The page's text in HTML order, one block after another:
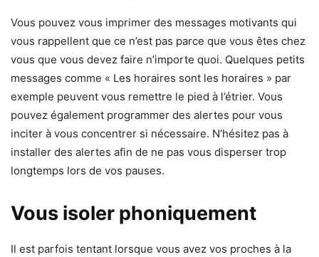
Vous pouvez vous imprimer des messages motivants qui
vous rappellent que ce n’est pas parce que vous êtes chez
vous que vous devez faire n’importe quoi. Quelques petits
messages comme « Les horaires sont les horaires » par
exemple peuvent vous remettre le pied à l’étrier. Vous
pouvez également programmer des alertes pour vous
inciter à vous concentrer si nécessaire. N’hésitez pas à
installer des alertes afin de ne pas vous disperser trop
longtemps lors de vos pauses.
Vous isoler phoniquement
Il est parfois tentant lorsque vous avez vos proches à la